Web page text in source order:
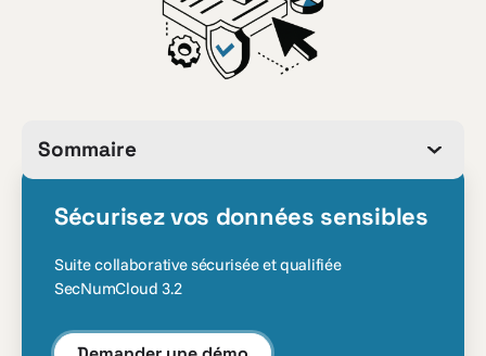
Sommaire
Sécurisez vos données sensibles
Suite collaborative sécurisée et qualifiée
SecNumCloud 3.2